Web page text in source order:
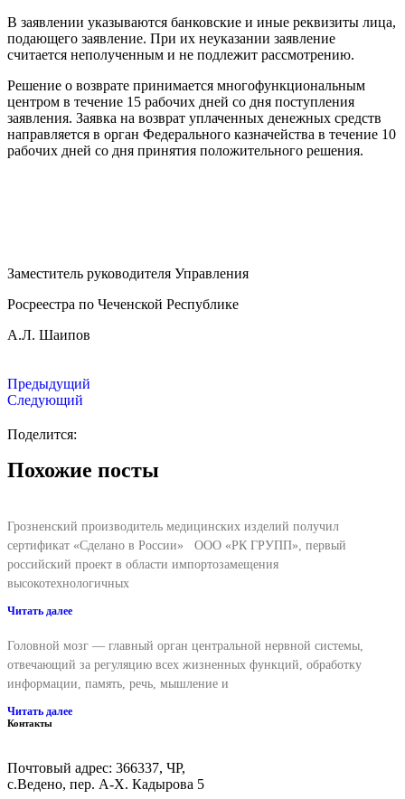
В заявлении указываются банковские и иные реквизиты лица,
подающего заявление. При их неуказании заявление
считается неполученным и не подлежит рассмотрению.
Решение о возврате принимается многофункциональным
центром в течение 15 рабочих дней со дня поступления
заявления. Заявка на возврат уплаченных денежных средств
направляется в орган Федерального казначейства в течение 10
рабочих дней со дня принятия положительного решения.
Заместитель руководителя Управления
Росреестра по Чеченской Республике
А.Л. Шаипов
Предыдущий
Следующий
Поделится:
Похожие посты
Грозненский производитель медицинских изделий получил
сертификат «Сделано в России» ООО «РК ГРУПП», первый
российский проект в области импортозамещения
высокотехнологичных
Читать далее
Головной мозг — главный орган центральной нервной системы,
отвечающий за регуляцию всех жизненных функций, обработку
информации, память, речь, мышление и
Читать далее
Контакты
Почтовый адрес: 366337, ЧР,
с.Ведено, пер. А-Х. Кадыровa 5